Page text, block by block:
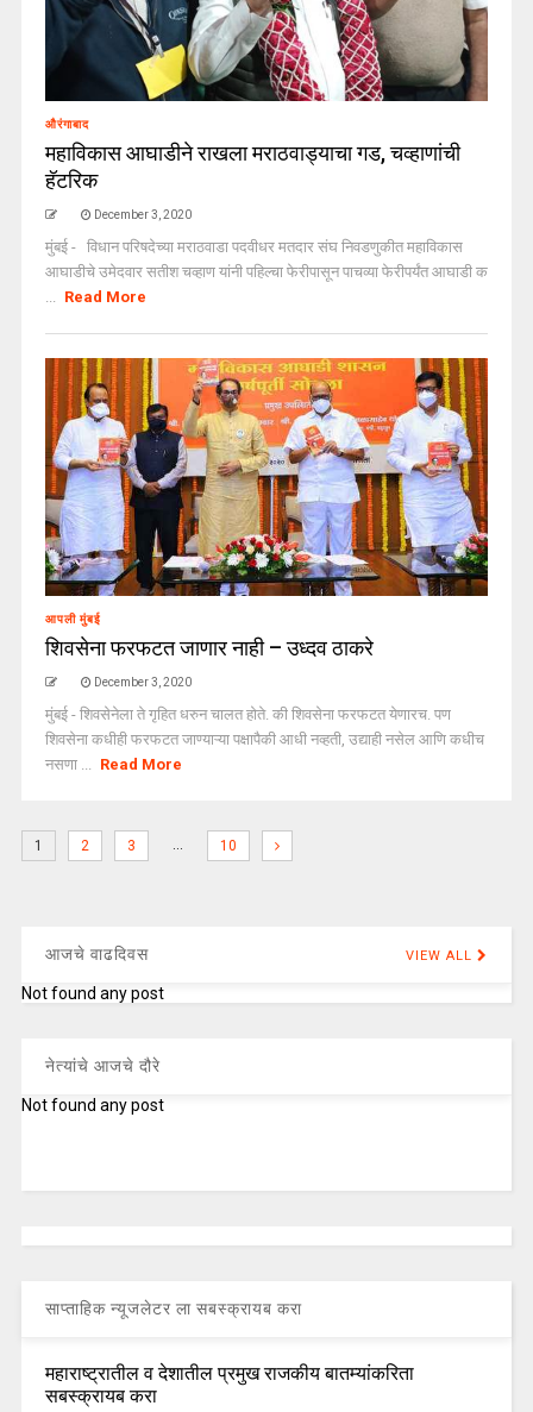
औरंगाबाद
महाविकास आघाडीने राखला मराठवाड्याचा गड, चव्हाणांची
हॅटरिक
December 3, 2020
मुंबई - विधान परिषदेच्या मराठवाडा पदवीधर मतदार संघ निवडणुकीत महाविकास
आघाडीचे उमेदवार सतीश चव्हाण यांनी पहिल्चा फेरीपासून पाचव्या फेरीपर्यंत आघाडी क
... Read More
आपली मुंबई
शिवसेना फरफटत जाणार नाही – उध्दव ठाकरे
December 3, 2020
मुंबई - शिवसेनेला ते गृहित धरुन चालत होते. की शिवसेना फरफटत येणारच. पण
शिवसेना कधीही फरफटत जाण्याऱ्या पक्षापैकी आधी नव्हती, उद्याही नसेल आणि कधीच
नसणा ... Read More
1 2 3 … 10
आजचे वाढदिवस VIEW ALL
Not found any post
नेत्यांचे आजचे दौरे
Not found any post
साप्ताहिक न्यूजलेटर ला सबस्क्रायब करा
महाराष्ट्रातील व देशातील प्रमुख राजकीय बातम्यांकरिता
सबस्क्रायब करा